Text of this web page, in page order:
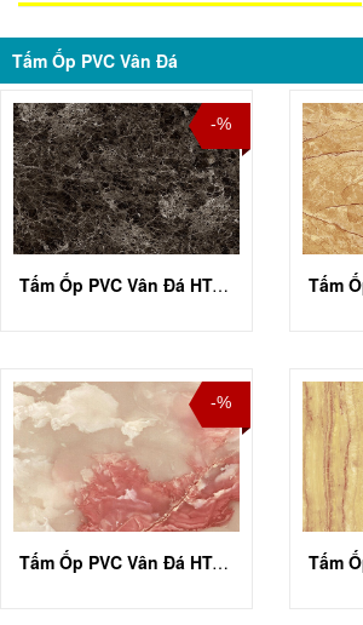
Tấm Ốp PVC Vân Đá
-%
Tấm Ốp PVC Vân Đá HT-A001
-%
Tấm Ốp PVC Vân Đá HT-A004